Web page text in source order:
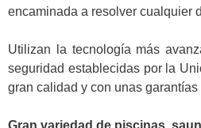
encaminada a resolver cualquier
Utilizan la tecnología más
seguridad establecidas por la
gran calidad y con unas
Gran variedad de piscinas,